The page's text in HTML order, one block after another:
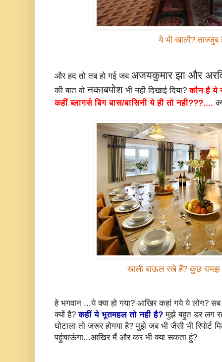
ये भी खाली? ताज्जुब
और हद तो तब हो गई जब अजयकुमार झा और
की बात वोनकाबपोश भी नही दिखाई दिया?कौन है ये
कहीं ब्लागर्स बिग बास/बासिनी ये ही तो नही???....
खाली बाऊल रखे हैं? कुछ समझ
हे भगवान ...ये क्या हो गया? आखिर कहां गये ये लोग?
क्यों है?कहीं ये भूतमहल तो नही है? मुझे बहुत डर लग
घोटाला तो जरूर होगया है? मुझे जब भी जैसी भी
पहुंचाऊंगा...आखिर मैं और कर भी क्या सकता हुं?